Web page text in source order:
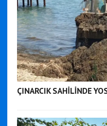
ÇINARCIK SAHİLİNDE